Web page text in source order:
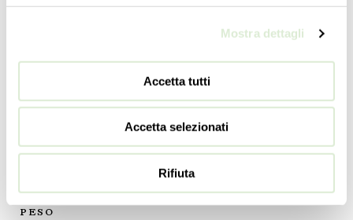
Mostra dettagli
Accetta tutti
Accetta selezionati
Rifiuta
Marta
85cm
DIAMETRO
PESO